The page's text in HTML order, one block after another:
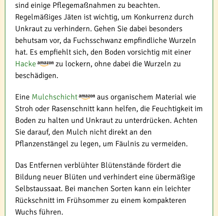
sind einige Pflegemaßnahmen zu beachten.
Regelmäßiges Jäten ist wichtig, um Konkurrenz durch
Unkraut zu verhindern. Gehen Sie dabei besonders
behutsam vor, da Fuchsschwanz empfindliche Wurzeln
hat. Es empfiehlt sich, den Boden vorsichtig mit einer
Hacke
zu lockern, ohne dabei die Wurzeln zu
beschädigen.
Eine Mulchschicht
aus organischem Material wie
Stroh oder Rasenschnitt kann helfen, die Feuchtigkeit im
Boden zu halten und Unkraut zu unterdrücken. Achten
Sie darauf, den Mulch nicht direkt an den
Pflanzenstängel zu legen, um Fäulnis zu vermeiden.
Das Entfernen verblühter Blütenstände fördert die
Bildung neuer Blüten und verhindert eine übermäßige
Selbstaussaat. Bei manchen Sorten kann ein leichter
Rückschnitt im Frühsommer zu einem kompakteren
Wuchs führen.